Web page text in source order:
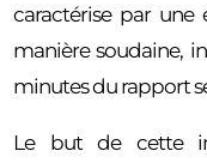
caractérise par une
manière soudaine,
minutes du rapport
Le but de cette